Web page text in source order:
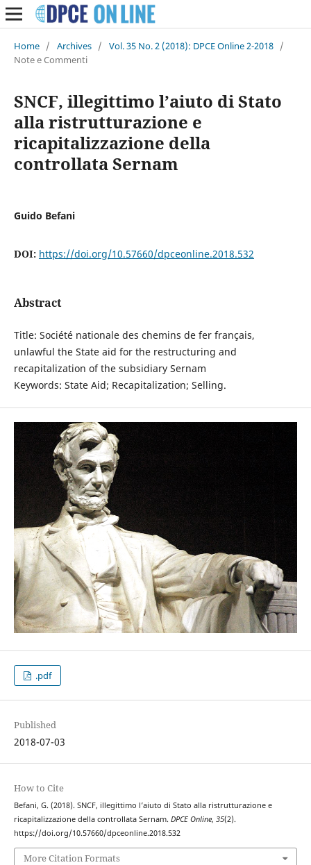
Home / Archives / Vol. 35 No. 2 (2018): DPCE Online 2-2018 /
Note e Commenti
SNCF, illegittimo l’aiuto di Stato
alla ristrutturazione e
ricapitalizzazione della
controllata Sernam
Guido Befani
DOI: https://doi.org/10.57660/dpceonline.2018.532
Abstract
Title: Société nationale des chemins de fer français,
unlawful the State aid for the restructuring and
recapitalization of the subsidiary Sernam
Keywords: State Aid; Recapitalization; Selling.
.pdf
Published
2018-07-03
How to Cite
Befani, G. (2018). SNCF, illegittimo l’aiuto di Stato alla ristrutturazione e
ricapitalizzazione della controllata Sernam. DPCE Online, 35(2).
https://doi.org/10.57660/dpceonline.2018.532
More Citation Formats